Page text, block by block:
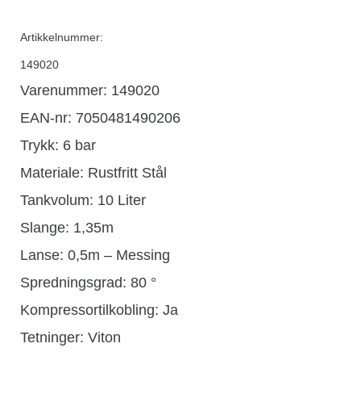
Artikkelnummer:
149020
Varenummer: 149020
EAN-nr: 7050481490206
Trykk: 6 bar
Materiale: Rustfritt Stål
Tankvolum: 10 Liter
Slange: 1,35m
Lanse: 0,5m – Messing
Spredningsgrad: 80 °
Kompressortilkobling: Ja
Tetninger: Viton